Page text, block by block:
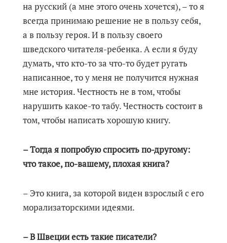
на русский (а мне этого очень хочется), – то я
всегда принимаю решение не в пользу себя,
а в пользу героя. И в пользу своего
шведского читателя-ребенка. А если я буду
думать, что кто-то за что-то будет ругать
написанное, то у меня не получится нужная
мне история. Честность не в том, чтобы
нарушить какое-то табу. Честность состоит в
том, чтобы написать хорошую книгу.
– Тогда я попробую спросить по-другому:
что такое, по-вашему, плохая книга?
– Это книга, за которой виден взрослый с его
морализаторскими идеями.
– В Швеции есть такие писатели?